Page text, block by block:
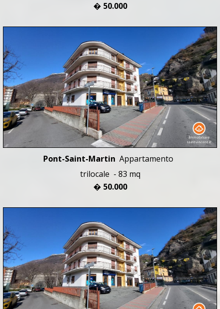
� 50.000
Pont-Saint-Martin Appartamento
trilocale - 83 mq
� 50.000